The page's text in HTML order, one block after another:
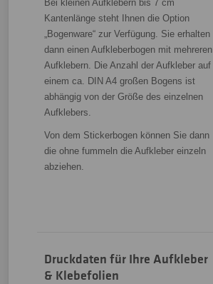
Bei kleinen Aufklebern bis 7 cm
Kantenlänge steht Ihnen die Option
„Bogenware“ zur Verfügung. Sie erhalten
dann einen Aufkleberbogen mit mehreren
Aufklebern. Die Anzahl der Aufkleber auf
einem ca. DIN A4 großen Bogens ist
abhängig von der Größe des einzelnen
Aufklebers.
Von dem Stickerbogen können Sie dann
die ohne fummeln die Aufkleber einzeln
abziehen.
Druckdaten für Ihre Aufkleber
& Klebefolien